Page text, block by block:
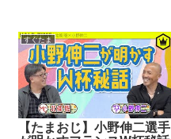
すぐたま
【たまおじ】小野伸二選手